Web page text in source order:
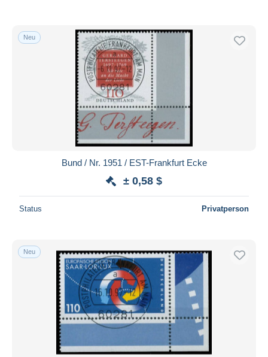
Neu
Bund / Nr. 1951 / EST-Frankfurt Ecke
± 0,58 $
Status Privatperson
Neu